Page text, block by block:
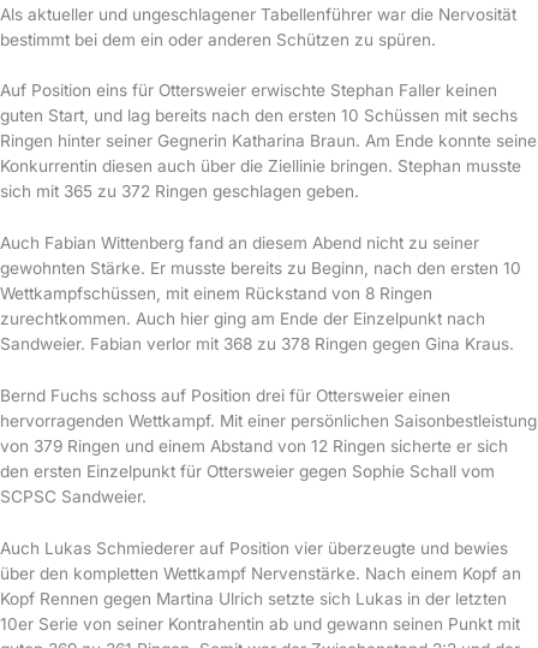
Als aktueller und ungeschlagener Tabellenführer war die Nervosität
bestimmt bei dem ein oder anderen Schützen zu spüren.
Auf Position eins für Ottersweier erwischte Stephan Faller keinen
guten Start, und lag bereits nach den ersten 10 Schüssen mit sechs
Ringen hinter seiner Gegnerin Katharina Braun. Am Ende konnte seine
Konkurrentin diesen auch über die Ziellinie bringen. Stephan musste
sich mit 365 zu 372 Ringen geschlagen geben.
Auch Fabian Wittenberg fand an diesem Abend nicht zu seiner
gewohnten Stärke. Er musste bereits zu Beginn, nach den ersten 10
Wettkampfschüssen, mit einem Rückstand von 8 Ringen
zurechtkommen. Auch hier ging am Ende der Einzelpunkt nach
Sandweier. Fabian verlor mit 368 zu 378 Ringen gegen Gina Kraus.
Bernd Fuchs schoss auf Position drei für Ottersweier einen
hervorragenden Wettkampf. Mit einer persönlichen Saisonbestleistung
von 379 Ringen und einem Abstand von 12 Ringen sicherte er sich
den ersten Einzelpunkt für Ottersweier gegen Sophie Schall vom
SCPSC Sandweier.
Auch Lukas Schmiederer auf Position vier überzeugte und bewies
über den kompletten Wettkampf Nervenstärke. Nach einem Kopf an
Kopf Rennen gegen Martina Ulrich setzte sich Lukas in der letzten
10er Serie von seiner Kontrahentin ab und gewann seinen Punkt mit